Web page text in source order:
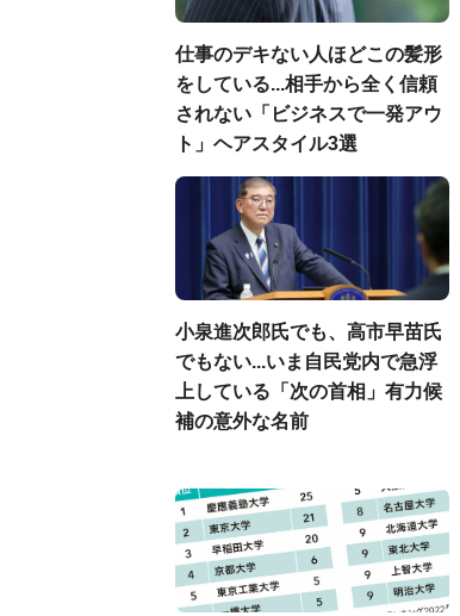
仕事のデキない人ほどこの髪形
をしている...相手から全く信頼
されない「ビジネスで一発アウ
ト」ヘアスタイル3選
小泉進次郎氏でも、高市早苗氏
でもない...いま自民党内で急浮
上している「次の首相」有力候
補の意外な名前